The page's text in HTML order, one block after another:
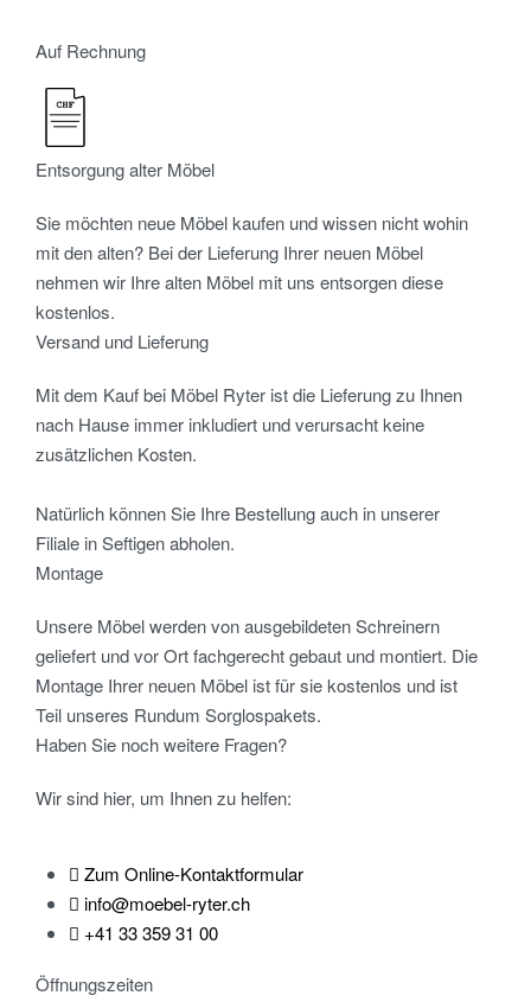
Auf Rechnung
Entsorgung alter Möbel
Sie möchten neue Möbel kaufen und wissen nicht wohin
mit den alten? Bei der Lieferung Ihrer neuen Möbel
nehmen wir Ihre alten Möbel mit uns entsorgen diese
kostenlos.
Versand und Lieferung
Mit dem Kauf bei Möbel Ryter ist die Lieferung zu Ihnen
nach Hause immer inkludiert und verursacht keine
zusätzlichen Kosten.
Natürlich können Sie Ihre Bestellung auch in unserer
Filiale in Seftigen abholen.
Montage
Unsere Möbel werden von ausgebildeten Schreinern
geliefert und vor Ort fachgerecht gebaut und montiert. Die
Montage Ihrer neuen Möbel ist für sie kostenlos und ist
Teil unseres Rundum Sorglospakets.
Haben Sie noch weitere Fragen?
Wir sind hier, um Ihnen zu helfen:
Zum Online-Kontaktformular
info@moebel-ryter.ch
+41 33 359 31 00
Öffnungszeiten